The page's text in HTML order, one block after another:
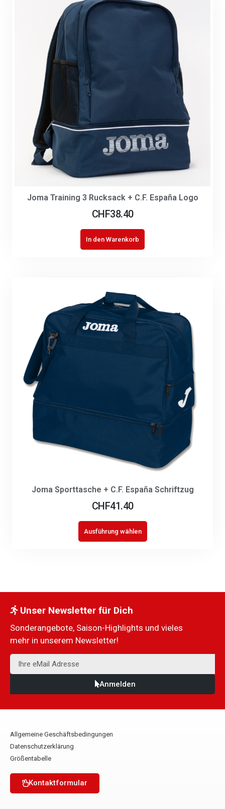
Joma Training 3 Rucksack + C.F. España Logo
CHF38.40
In den Warenkorb
Joma Sporttasche + C.F. España Schriftzug
CHF41.40
Ausführung wählen
Unser Newsletter für Dich
Sonderangebote, Saison-Highlights und vieles
mehr in unserem Newsletter!
Anmelden
Allgemeine Geschäftsbedingungen
Datenschutzerklärung
Größentabelle
Kontaktformular